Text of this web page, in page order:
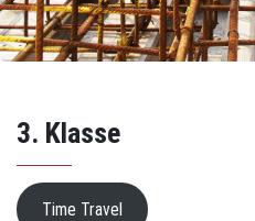
3. Klasse
Time Travel